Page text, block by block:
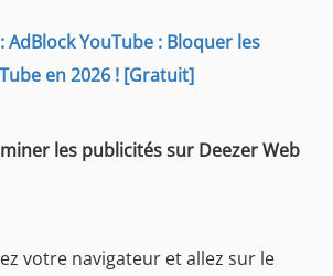
AdBlock YouTube : Bloquer les
en 2026 ! [Gratuit]
les publicités sur Deezer Web
votre navigateur et allez sur le